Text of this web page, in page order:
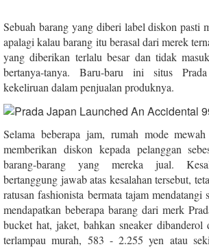
Sebuah barang yang diberi label diskon pasti
apalagi kalau barang itu berasal dari merek
yang diberikan terlalu besar dan tidak
bertanya-tanya. Baru-baru ini situs
kekeliruan dalam penjualan produknya.
Selama beberapa jam, rumah mode
memberikan diskon kepada pelanggan
barang-barang yang mereka jual.
bertanggung jawab atas kesalahan tersebut,
ratusan fashionista bermata tajam mendatangi
mendapatkan beberapa barang dari merk
bucket hat, jaket, bahkan sneaker dibanderol
terlampau murah, 583 - 2.255 yen atau